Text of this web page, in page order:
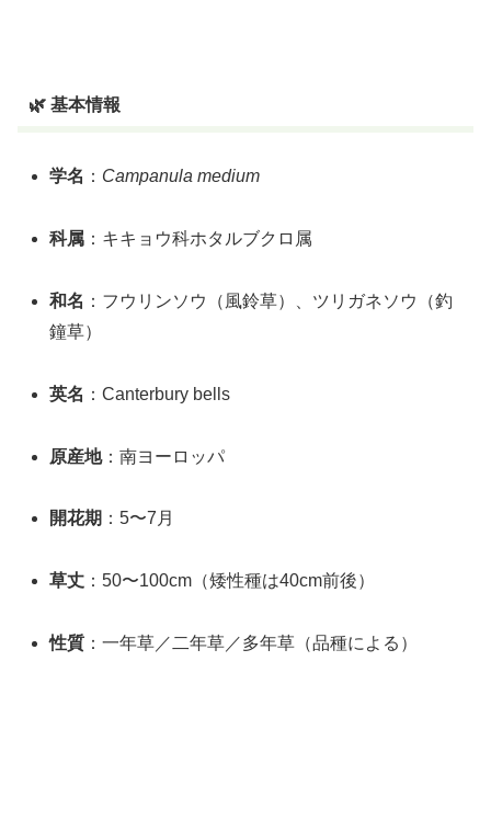
🌿 基本情報
学名 ： Campanula medium
科属 ：キキョウ科ホタルブクロ属
和名 ：フウリンソウ（風鈴草）、ツリガネソウ（釣
鐘草）
英名 ：Canterbury bells
原産地：南ヨーロッパ
開花期 ：5〜7月
草丈 ：50〜100cm（矮性種は40cm前後）
性質 ：一年草／二年草／多年草（品種による）